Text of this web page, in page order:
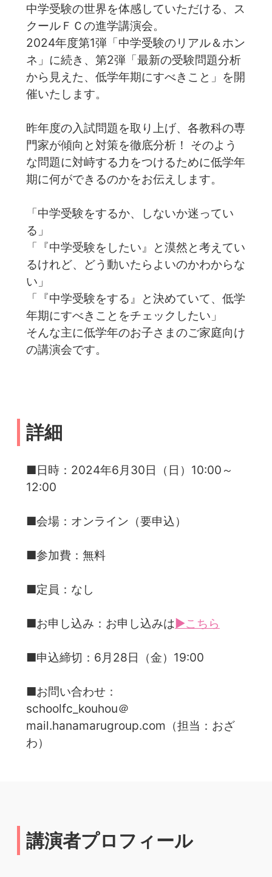
中学受験の世界を体感していただける、ス
クールＦＣの進学講演会。
2024年度第1弾「中学受験のリアル＆ホン
ネ」に続き、第2弾「最新の受験問題分析
から見えた、低学年期にすべきこと」を開
催いたします。
昨年度の入試問題を取り上げ、各教科の専
門家が傾向と対策を徹底分析！ そのよう
な問題に対峙する力をつけるために低学年
期に何ができるのかをお伝えします。
「中学受験をするか、しないか迷ってい
る」
「『中学受験をしたい』と漠然と考えてい
るけれど、どう動いたらよいのかわからな
い」
「『中学受験をする』と決めていて、低学
年期にすべきことをチェックしたい」
そんな主に低学年のお子さまのご家庭向け
の講演会です。
詳細
■日時：2024年6月30日（日）10:00～
12:00
■会場：オンライン（要申込）
■参加費：無料
■定員：なし
■お申し込み：お申し込みは▶こちら
■申込締切：6月28日（金）19:00
■お問い合わせ：
schoolfc_kouhou＠
mail.hanamarugroup.com（担当：おざ
わ）
講演者プロフィール